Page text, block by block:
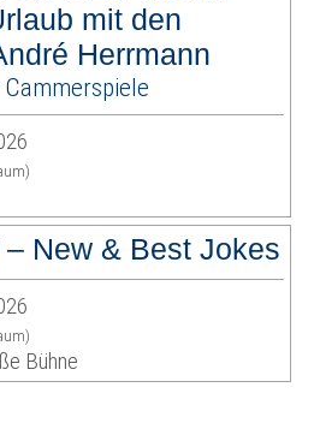
mit den
Herrmann
New & Best Jokes
Bühne